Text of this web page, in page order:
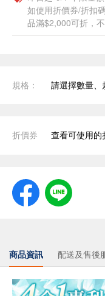
如使用折價券/折扣
品滿$2,000可折，
規格： 請選擇數量、
折價券 查看可使用的
商品資訊 配送及售後